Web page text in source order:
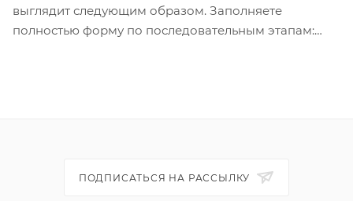
выглядит следующим образом. Заполняете
полностью форму по последовательным этапам:
ПОДПИСАТЬСЯ НА РАССЫЛКУ